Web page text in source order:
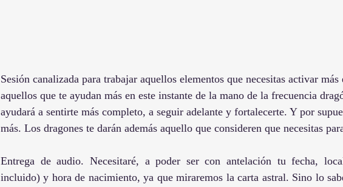
Sesión canalizada para trabajar aquellos elementos que necesitas activar
aquellos que te ayudan más en este instante de la mano de la frecuencia
ayudará a sentirte más completo, a seguir adelante y fortalecerte. Y por
más. Los dragones te darán además aquello que consideren que necesitas
Entrega de audio. Necesitaré, a poder ser con antelación tu fecha,
incluido) y hora de nacimiento, ya que miraremos la carta astral. Sino lo